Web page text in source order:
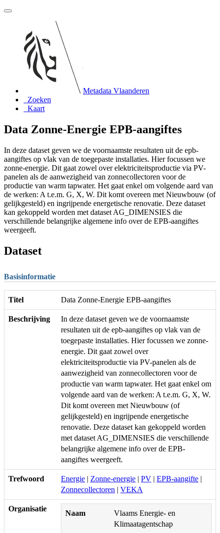
Metadata Vlaanderen
Zoeken
Kaart
Data Zonne-Energie EPB-aangiftes
In deze dataset geven we de voornaamste resultaten uit de epb-
aangiftes op vlak van de toegepaste installaties. Hier focussen we
zonne-energie. Dit gaat zowel over elektriciteitsproductie via PV-
panelen als de aanwezigheid van zonnecollectoren voor de
productie van warm tapwater. Het gaat enkel om volgende aard van
de werken: A t.e.m. G, X, W. Dit komt overeen met Nieuwbouw (of
gelijkgesteld) en ingrijpende energetische renovatie. Deze dataset
kan gekoppeld worden met dataset AG_DIMENSIES die
verschillende belangrijke algemene info over de EPB-aangiftes
weergeeft.
Dataset
Basisinformatie
Titel Data Zonne-Energie EPB-aangiftes
Beschrijving
In deze dataset geven we de voornaamste
resultaten uit de epb-aangiftes op vlak van de
toegepaste installaties. Hier focussen we zonne-
energie. Dit gaat zowel over
elektriciteitsproductie via PV-panelen als de
aanwezigheid van zonnecollectoren voor de
productie van warm tapwater. Het gaat enkel om
volgende aard van de werken: A t.e.m. G, X, W.
Dit komt overeen met Nieuwbouw (of
gelijkgesteld) en ingrijpende energetische
renovatie. Deze dataset kan gekoppeld worden
met dataset AG_DIMENSIES die verschillende
belangrijke algemene info over de EPB-
aangiftes weergeeft.
Trefwoord Energie | Zonne-energie | PV | EPB-aangifte |
Zonnecollectoren | VEKA
Organisatie
Naam
Vlaams Energie- en
Klimaatagentschap